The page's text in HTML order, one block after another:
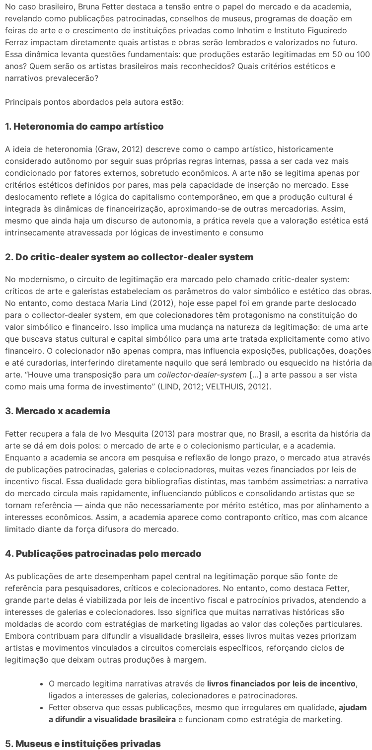
No caso brasileiro, Bruna Fetter destaca a tensão entre o papel do mercado e da academia,
revelando como publicações patrocinadas, conselhos de museus, programas de doação em
feiras de arte e o crescimento de instituições privadas como Inhotim e Instituto Figueiredo
Ferraz impactam diretamente quais artistas e obras serão lembrados e valorizados no futuro.
Essa dinâmica levanta questões fundamentais: que produções estarão legitimadas em 50 ou 100
anos? Quem serão os artistas brasileiros mais reconhecidos? Quais critérios estéticos e
narrativos prevalecerão?
Principais pontos abordados pela autora estão:
1. Heteronomia do campo artístico
A ideia de heteronomia (Graw, 2012) descreve como o campo artístico, historicamente
considerado autônomo por seguir suas próprias regras internas, passa a ser cada vez mais
condicionado por fatores externos, sobretudo econômicos. A arte não se legitima apenas por
critérios estéticos definidos por pares, mas pela capacidade de inserção no mercado. Esse
deslocamento reflete a lógica do capitalismo contemporâneo, em que a produção cultural é
integrada às dinâmicas de financeirização, aproximando-se de outras mercadorias. Assim,
mesmo que ainda haja um discurso de autonomia, a prática revela que a valoração estética está
intrinsecamente atravessada por lógicas de investimento e consumo
2. Do critic-dealer system ao collector-dealer system
No modernismo, o circuito de legitimação era marcado pelo chamado critic-dealer system:
críticos de arte e galeristas estabeleciam os parâmetros do valor simbólico e estético das obras.
No entanto, como destaca Maria Lind (2012), hoje esse papel foi em grande parte deslocado
para o collector-dealer system, em que colecionadores têm protagonismo na constituição do
valor simbólico e financeiro. Isso implica uma mudança na natureza da legitimação: de uma arte
que buscava status cultural e capital simbólico para uma arte tratada explicitamente como ativo
financeiro. O colecionador não apenas compra, mas influencia exposições, publicações, doações
e até curadorias, interferindo diretamente naquilo que será lembrado ou esquecido na história da
arte. “Houve uma transposição para um collector-dealer-system […] a arte passou a ser vista
como mais uma forma de investimento” (LIND, 2012; VELTHUIS, 2012).
3. Mercado x academia
Fetter recupera a fala de Ivo Mesquita (2013) para mostrar que, no Brasil, a escrita da história da
arte se dá em dois polos: o mercado de arte e o colecionismo particular, e a academia.
Enquanto a academia se ancora em pesquisa e reflexão de longo prazo, o mercado atua através
de publicações patrocinadas, galerias e colecionadores, muitas vezes financiados por leis de
incentivo fiscal. Essa dualidade gera bibliografias distintas, mas também assimetrias: a narrativa
do mercado circula mais rapidamente, influenciando públicos e consolidando artistas que se
tornam referência — ainda que não necessariamente por mérito estético, mas por alinhamento a
interesses econômicos. Assim, a academia aparece como contraponto crítico, mas com alcance
limitado diante da força difusora do mercado.
4. Publicações patrocinadas pelo mercado
As publicações de arte desempenham papel central na legitimação porque são fonte de
referência para pesquisadores, críticos e colecionadores. No entanto, como destaca Fetter,
grande parte delas é viabilizada por leis de incentivo fiscal e patrocínios privados, atendendo a
interesses de galerias e colecionadores. Isso significa que muitas narrativas históricas são
moldadas de acordo com estratégias de marketing ligadas ao valor das coleções particulares.
Embora contribuam para difundir a visualidade brasileira, esses livros muitas vezes priorizam
artistas e movimentos vinculados a circuitos comerciais específicos, reforçando ciclos de
legitimação que deixam outras produções à margem.
O mercado legitima narrativas através de livros financiados por leis de incentivo,
ligados a interesses de galerias, colecionadores e patrocinadores.
Fetter observa que essas publicações, mesmo que irregulares em qualidade, ajudam
a difundir a visualidade brasileira e funcionam como estratégia de marketing.
5. Museus e instituições privadas